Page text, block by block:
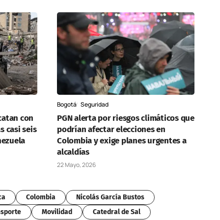
con
casi seis
Bogotá Seguridad
PGN alerta por riesgos climáticos que
podrían afectar elecciones en
Colombia y exige planes urgentes a
alcaldías
22 Mayo, 2026
Colombia
Nicolás García Bustos
Movilidad Catedral de Sal